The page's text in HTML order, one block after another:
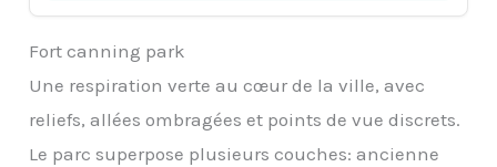
Fort canning park
Une respiration verte au cœur de la ville, avec
reliefs, allées ombragées et points de vue discrets.
Le parc superpose plusieurs couches: ancienne